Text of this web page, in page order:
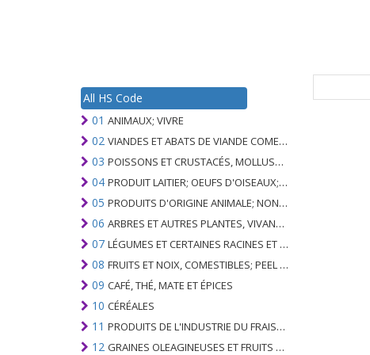
All HS Code
01 ANIMAUX; VIVRE
02 VIANDES ET ABATS DE VIANDE COMESTIBLES
03 POISSONS ET CRUSTACÉS, MOLLUSQUES ET AUTRES INVERTÉBRÉS AQUATIQUES
04 PRODUIT LAITIER; OEUFS D'OISEAUX; MIEL NATUREL; PRODUITS COMESTIBLES D'ORIGINE ANIMALE, NON ÉNUMÉRÉS AILLEURS OU INCLUS
05 PRODUITS D'ORIGINE ANIMALE; NON ÉNUMÉRÉ AILLEURS OU INCLUS
06 ARBRES ET AUTRES PLANTES, VIVANTS; AMPOULES, RACINES ET ANALOGUES; FLEURS COUPEES ET FEUILLAGE ORNEMENTAL
07 LÉGUMES ET CERTAINES RACINES ET TUBERCULES; COMESTIBLE
08 FRUITS ET NOIX, COMESTIBLES; PEEL D'AGRUMES OU DE MELONS
09 CAFÉ, THÉ, MATE ET ÉPICES
10 CÉRÉALES
11 PRODUITS DE L'INDUSTRIE DU FRAISAGE; MALT, AMIDONS, INULINE, GLUTEN DE BLÉ
12 GRAINES OLEAGINEUSES ET FRUITS OLÉAGINEUX; GRAINS DIVERS, GRAINES ET FRUITS, PLANTES INDUSTRIELLES OU MÉDICINALES; PAILLE ET FOURRAGE